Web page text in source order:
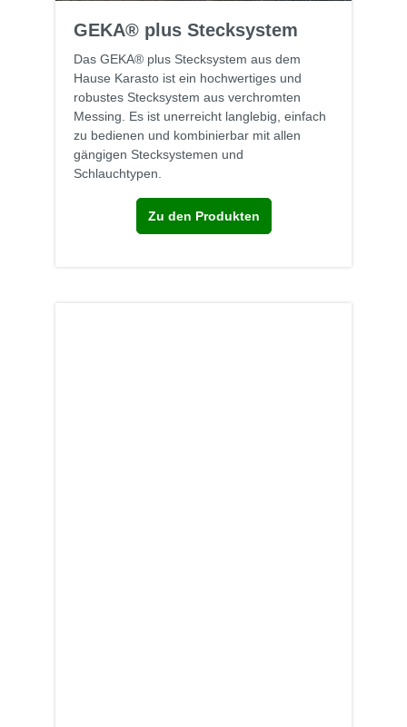
GEKA® plus Stecksystem
Das GEKA® plus Stecksystem aus dem
Hause Karasto ist ein hochwertiges und
robustes Stecksystem aus verchromten
Messing. Es ist unerreicht langlebig, einfach
zu bedienen und kombinierbar mit allen
gängigen Stecksystemen und
Schlauchtypen.
Zu den Produkten